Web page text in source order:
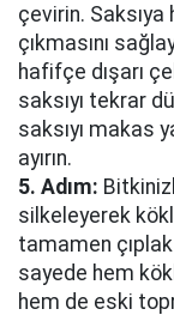
çevirin.
çıkmasını
hafifçe dışarı
saksıyı tekrar
saksıyı makas
ayırın.
5. Adım:
silkeleyerek
tamamen
sayede hem
hem de eski